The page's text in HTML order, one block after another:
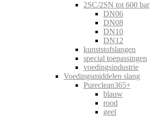
2SC/2SN tot 600 bar
DN06
DN08
DN10
DN12
kunststofslangen
special toepassingen
voedingsindustrie
Voedingsmiddelen slang
Pureclean365+
blauw
rood
geel